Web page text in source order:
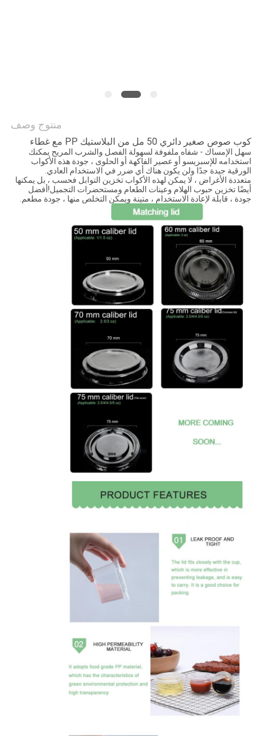
منتوج وصف
كوب صوص صغير دائري 50 مل من البلاستيك PP مع غطاء
سهل الإمساك - شفاه ملفوفة لسهولة الفصل والشرب المريح يمكنك
استخدامه للإسبريسو أو عصير الفاكهة أو الحلوى ، جودة هذه الأكواب
الورقية جيدة جدًا ولن يكون هناك أي ضرر في الاستخدام العادي.
متعددة الأغراض ، لا يمكن لهذه الأكواب تخزين التوابل فحسب ، بل يمكنها
أيضًا تخزين حبوب الهلام وعينات الطعام ومستحضرات التجميل!أفضل
جودة ، قابلة لإعادة الاستخدام ، متينة ويمكن التخلص منها ، جودة مطعم.